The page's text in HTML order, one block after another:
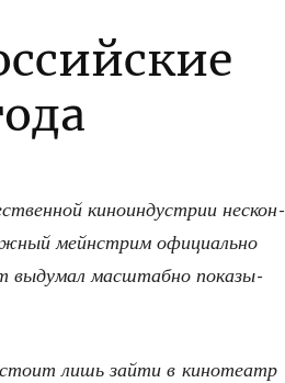
кино­ин­ду­стрии нескон­
мейн­стрим офи­ци­аль­но
выду­мал мас­штаб­но пока­зы­
лишь зай­ти в кино­те­атр